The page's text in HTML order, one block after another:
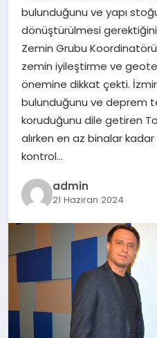
SPOR
TEKNOLOJI
YAŞAM
bulunduğunu ve yapı
dönüştürülmesi
Zemin Grubu
zemin iyileştirme ve
önemine dikkat çekti.
bulunduğunu ve deprem
koruduğunu dile getiren
alırken en az binalar kadar
kontrol…
admin
21 Haziran 2024